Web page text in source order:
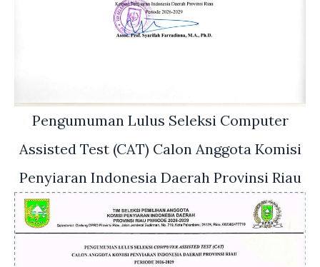
Pengumuman Lulus Seleksi Computer
Assisted Test (CAT) Calon Anggota Komisi
Penyiaran Indonesia Daerah Provinsi Riau